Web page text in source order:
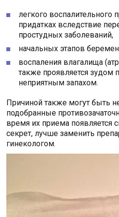
легкого воспалительного
придатках вследствие
простудных заболеваний,
начальных этапов
воспаления влагалища
также проявляется зудом
неприятным запахом.
Причиной также могут быть
подобранные
время их приема появляется
секрет, лучше заменить
гинекологом.